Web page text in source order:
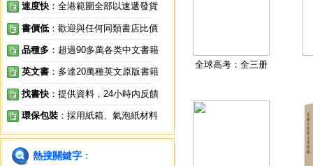
速度快 ：全港範圍全部以速遞發貨
書價低 ：歡迎與任何同類書店比價
品種多 ：超過90多萬各类中文書籍
英文書 ：多達20萬種英文原版書籍
找書快 ：提供資料，24小時內反饋
環保包裝 ：採用紙箱、氣泡紙材料
熱搜關鍵字 ：
全球高考：全三册